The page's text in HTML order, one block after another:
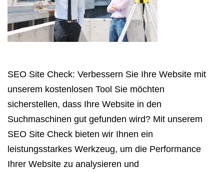
SEO Site Check: Verbessern Sie Ihre Website mit
unserem kostenlosen Tool Sie möchten
sicherstellen, dass Ihre Website in den
Suchmaschinen gut gefunden wird? Mit unserem
SEO Site Check bieten wir Ihnen ein
leistungsstarkes Werkzeug, um die Performance
Ihrer Website zu analysieren und